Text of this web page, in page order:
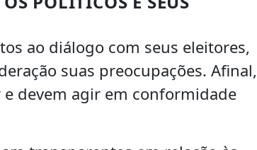
ao diálogo com seus eleitores,
suas preocupações. Afinal,
devem agir em conformidade